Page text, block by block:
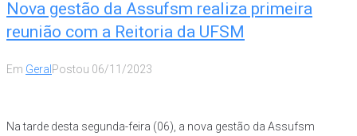
Nova gestão da Assufsm realiza primeira
reunião com a Reitoria da UFSM
Em GeralPostou 06/11/2023
Na tarde desta segunda-feira (06), a nova gestão da Assufsm